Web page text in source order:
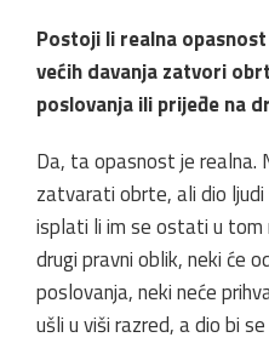
Postoji li realna
većih davanja zatvori
poslovanja ili prijeđe na
Da, ta opasnost je realna.
zatvarati obrte, ali dio ljudi
isplati li im se ostati u tom
drugi pravni oblik, neki će
poslovanja, neki neće
ušli u viši razred, a dio bi